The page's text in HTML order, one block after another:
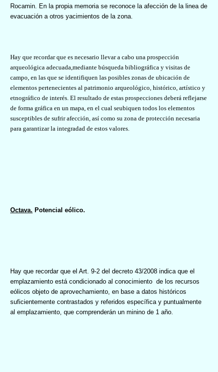
Rocamin. En la propia memoria se reconoce la afección de la linea de
evacuación a otros yacimientos de la zona.
Hay que recordar que es necesario llevar a cabo una prospección
arqueológica adecuada,mediante búsqueda bibliográfica y visitas de
campo, en las que se identifiquen las posibles zonas de ubicación de
elementos pertenecientes al patrimonio arqueológico, histórico, artístico y
etnográfico de interés. El resultado de estas prospecciones deberá reflejarse
de forma gráfica en un mapa, en el cual seubiquen todos los elementos
susceptibles de sufrir afección, así como su zona de protección necesaria
para garantizar la integradad de estos valores.
Octava. Potencial eólico.
Hay que recordar que el Art. 9-2 del decreto 43/2008 indica que el
emplazamiento está condicionado al conocimiento de los recursos
eólicos objeto de aprovechamiento, en base a datos históricos
suficientemente contrastados y referidos específica y puntualmente
al emplazamiento, que comprenderán un minino de 1 año.